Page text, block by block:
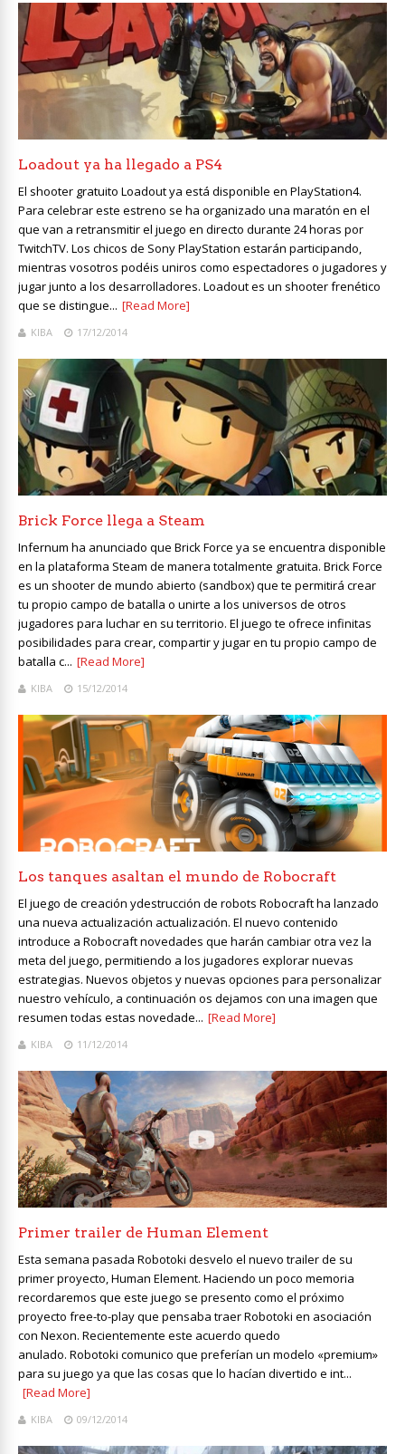
Loadout ya ha llegado a PS4
El shooter gratuito Loadout ya está disponible en PlayStation4.
Para celebrar este estreno se ha organizado una maratón en el
que van a retransmitir el juego en directo durante 24 horas por
TwitchTV. Los chicos de Sony PlayStation estarán participando,
mientras vosotros podéis uniros como espectadores o jugadores y
jugar junto a los desarrolladores. Loadout es un shooter frenético
que se distingue... [Read More]
KIBA 17/12/2014
Brick Force llega a Steam
Infernum ha anunciado que Brick Force ya se encuentra disponible
en la plataforma Steam de manera totalmente gratuita. Brick Force
es un shooter de mundo abierto (sandbox) que te permitirá crear
tu propio campo de batalla o unirte a los universos de otros
jugadores para luchar en su territorio. El juego te ofrece infinitas
posibilidades para crear, compartir y jugar en tu propio campo de
batalla c... [Read More]
KIBA 15/12/2014
Los tanques asaltan el mundo de Robocraft
El juego de creación ydestrucción de robots Robocraft ha lanzado
una nueva actualización actualización. El nuevo contenido
introduce a Robocraft novedades que harán cambiar otra vez la
meta del juego, permitiendo a los jugadores explorar nuevas
estrategias. Nuevos objetos y nuevas opciones para personalizar
nuestro vehículo, a continuación os dejamos con una imagen que
resumen todas estas novedade... [Read More]
KIBA 11/12/2014
Primer trailer de Human Element
Esta semana pasada Robotoki desvelo el nuevo trailer de su
primer proyecto, Human Element. Haciendo un poco memoria
recordaremos que este juego se presento como el próximo
proyecto free-to-play que pensaba traer Robotoki en asociación
con Nexon. Recientemente este acuerdo quedo
anulado. Robotoki comunico que preferían un modelo «premium»
para su juego ya que las cosas que lo hacían divertido e int...
[Read More]
KIBA 09/12/2014